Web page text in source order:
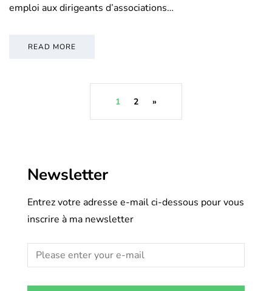
emploi aux dirigeants d’associations…
READ MORE
1 2 »
Newsletter
Entrez votre adresse e-mail ci-dessous pour vous
inscrire à ma newsletter